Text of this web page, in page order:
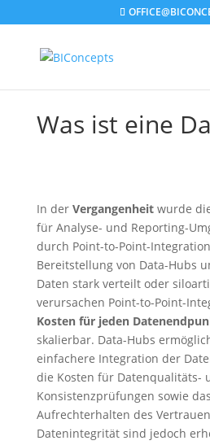
Was ist eine
In der Vergangenheitwurde
für Analyse- und Reporting-
durch Point-to-Point-
Bereitstellung von Data-Hubs
Daten stark verteilt oder
verursachen Point-to-Point-
Kosten für jeden
skalierbar. Data-Hubs
einfachere Integration der
die Kosten für Datenqualitäts-
Konsistenzprüfungen sowie
Aufrechterhalten des
Datenintegrität sind jedoch